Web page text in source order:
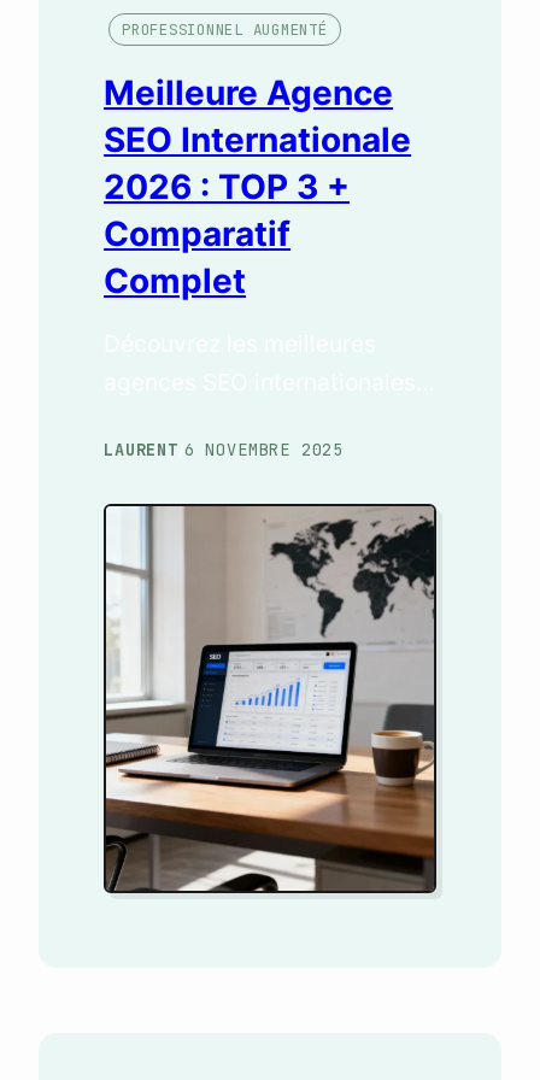
PROFESSIONNEL AUGMENTÉ
Meilleure Agence
SEO Internationale
2026 : TOP 3 +
Comparatif
Complet
catégorie (SEO, GEO, régions).
Critères d’évaluation et
comparatif complet.
LAURENT 6 NOVEMBRE 2025